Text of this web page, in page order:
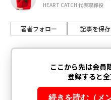
HEART CATCH 代表取締役
著者フォロー 記事を保存